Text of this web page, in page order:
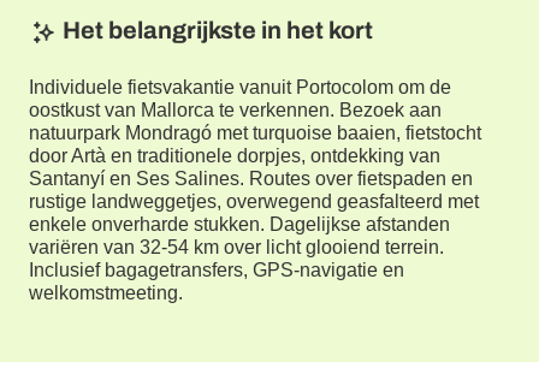
Het belangrijkste in het kort
Individuele fietsvakantie vanuit Portocolom om de
oostkust van Mallorca te verkennen. Bezoek aan
natuurpark Mondragó met turquoise baaien, fietstocht
door Artà en traditionele dorpjes, ontdekking van
Santanyí en Ses Salines. Routes over fietspaden en
rustige landweggetjes, overwegend geasfalteerd met
enkele onverharde stukken. Dagelijkse afstanden
variëren van 32-54 km over licht glooiend terrein.
Inclusief bagagetransfers, GPS-navigatie en
welkomstmeeting.